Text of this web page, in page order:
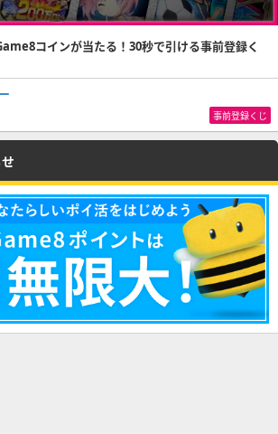
コインが当たる！30秒で引ける事前登録く
事前登録くじ